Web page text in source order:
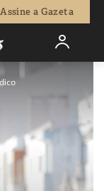
Assine a Gazeta